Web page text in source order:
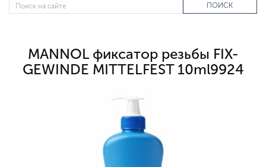
ПОИСК
MANNOL фиксатор резьбы FIX-
GEWINDE MITTELFEST 10ml9924